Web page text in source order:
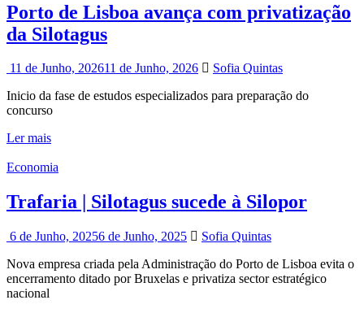
Porto de Lisboa avança com privatização
da Silotagus
11 de Junho, 202611 de Junho, 2026
Sofia Quintas
Inicio da fase de estudos especializados para preparação do
concurso
Ler mais
Economia
Trafaria | Silotagus sucede à Silopor
6 de Junho, 20256 de Junho, 2025
Sofia Quintas
Nova empresa criada pela Administração do Porto de Lisboa evita o
encerramento ditado por Bruxelas e privatiza sector estratégico
nacional